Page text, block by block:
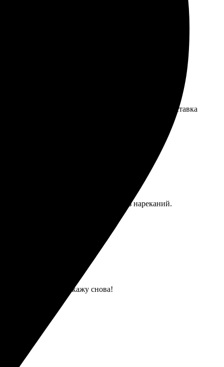
через их сайт. Процесс оказался интуитивно
порадовало. Сертификаты выглядят добротно и
все понятно, выбор разнообразный. Доставка
Работает отлично, рекомендую попробовать!
быстро, качество хорошее, без нареканий.
Обязательно закажу снова!